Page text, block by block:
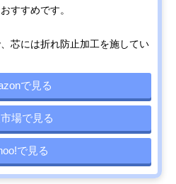
すすめです。
芯には折れ防止加工を施してい
で見る
場で見る
で見る